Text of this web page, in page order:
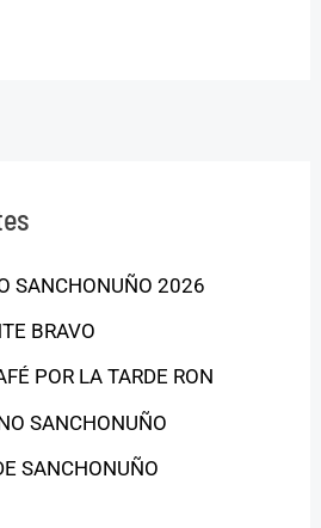
SANCHONUÑO 2026
BRAVO
POR LA TARDE RON
SANCHONUÑO
SANCHONUÑO